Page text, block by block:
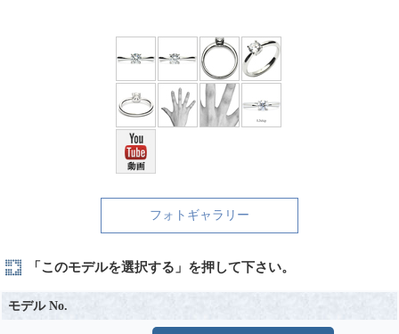
フォトギャラリー
「このモデルを選択する」を押して下さい。
モデル No.